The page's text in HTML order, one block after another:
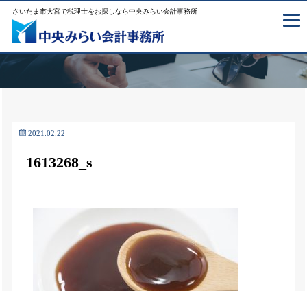
さいたま市大宮で税理士をお探しなら中央みらい会計事務所
2021.02.22
1613268_s